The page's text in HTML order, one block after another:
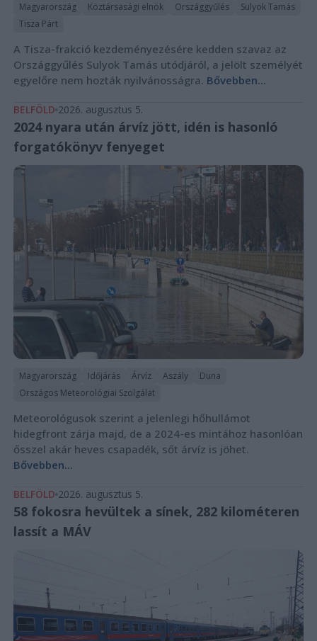
Magyarország Köztársasági elnök Országgyűlés
Sulyok Tamás
Tisza Párt
A Tisza-frakció kezdeményezésére kedden szavaz az
Országgyűlés Sulyok Tamás utódjáról, a jelölt személyét
egyelőre nem hozták nyilvánosságra. Bővebben...
BELFÖLD 2026. augusztus 5.
2024 nyara után árvíz jött, idén is hasonló
forgatókönyv fenyeget
Magyarország Időjárás Árvíz Aszály
Duna
Országos Meteorológiai Szolgálat
Meteorológusok szerint a jelenlegi hőhullámot
hidegfront zárja majd, de a 2024-es mintához hasonlóan
ősszel akár heves csapadék, sőt árvíz is jöhet.
Bővebben...
BELFÖLD 2026. augusztus 5.
58 fokosra hevültek a sínek, 282 kilométeren
lassít a MÁV